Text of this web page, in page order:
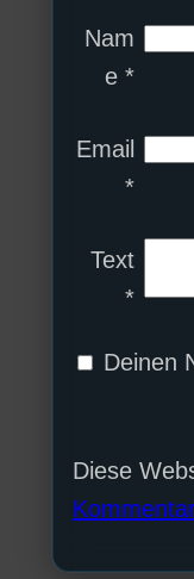
Nam
e *
Email
*
Text
*
Deinen
Diese